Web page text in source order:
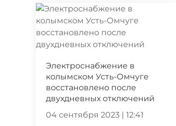
Электроснабжение в
колымском Усть-Омчуге
восстановлено после
двухдневных отключений
04 сентября 2023 | 12:41